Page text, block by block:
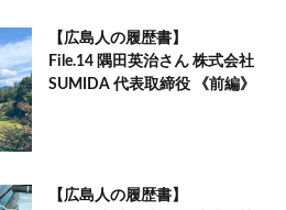
【広島人の履歴書】
File.14 隅田英治さん 株式会社
SUMIDA 代表取締役 《前編》
【広島人の履歴書】